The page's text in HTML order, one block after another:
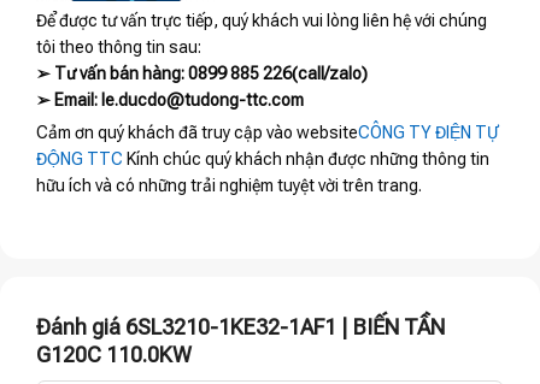
Để được tư vấn trực tiếp, quý khách vui lòng liên hệ với chúng
tôi theo thông tin sau:
➢ Tư vấn bán hàng: 0899 885 226(call/zalo)
➢ Email: le.ducdo@tudong-ttc.com
Cảm ơn quý khách đã truy cập vào websiteCÔNG TY ĐIỆN TỰ
ĐỘNG TTC Kính chúc quý khách nhận được những thông tin
hữu ích và có những trải nghiệm tuyệt vời trên trang.
Đánh giá 6SL3210-1KE32-1AF1 | BIẾN TẦN
G120C 110.0KW